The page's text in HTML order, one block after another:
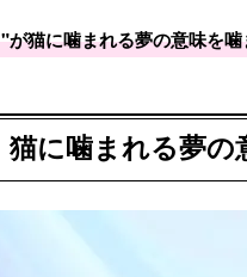
猫に噛まれる夢の意味を
猫に噛まれる夢の